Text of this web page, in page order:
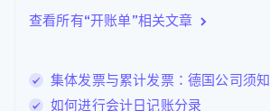
查看所有“开账单”相关文章
集体发票与累计发票：德国公司须知
如何进行会计日记账分录
列支敦士登
FrançaisDeutsch English
罗马尼亚